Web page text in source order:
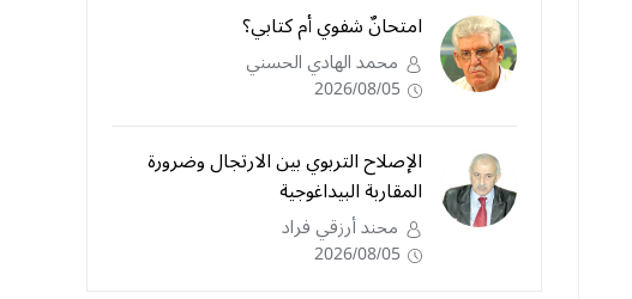
امتحانٌ شفوي أم كتابي؟
محمد الهادي الحسني
2026/08/05
الإصلاح التربوي بين الارتجال وضرورة
المقاربة البيداغوجية
محند أرزقي فراد
2026/08/05